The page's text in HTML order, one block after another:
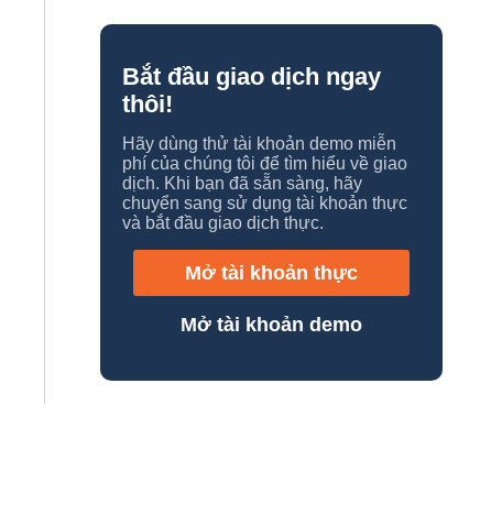
Bắt đầu giao dịch ngay
thôi!
Hãy dùng thử tài khoản demo miễn
phí của chúng tôi để tìm hiểu về giao
dịch. Khi bạn đã sẵn sàng, hãy
chuyển sang sử dụng tài khoản thực
và bắt đầu giao dịch thực.
Mở tài khoản thực
Mở tài khoản demo